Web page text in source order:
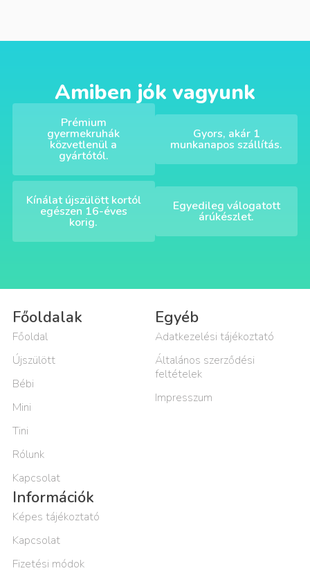
Amiben jók vagyunk
Prémium
gyermekruhák
közvetlenül a
gyártótól.
Gyors, akár 1
munkanapos szállítás.
Kínálat újszülött kortól
egészen 16-éves
korig.
Egyedileg válogatott
árúkészlet.
Főoldalak
Főoldal
Újszülött
Bébi
Mini
Tini
Rólunk
Kapcsolat
Egyéb
Adatkezelési tájékoztató
Általános szerződési
feltételek
Impresszum
Információk
Képes tájékoztató
Kapcsolat
Fizetési módok